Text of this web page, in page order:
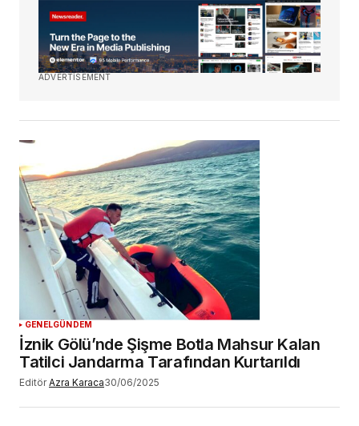
ADVERTISEMENT
GENELGÜNDEM
İznik Gölü’nde Şişme Botla Mahsur Kalan
Tatilci Jandarma Tarafından Kurtarıldı
Editör Azra Karaca30/06/2025